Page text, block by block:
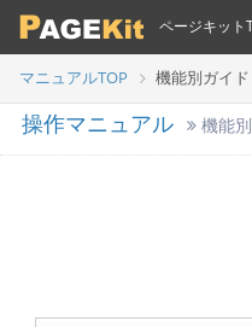
ページキット
マニュアルTOP 機能別ガイ
操作マニュアル 機能